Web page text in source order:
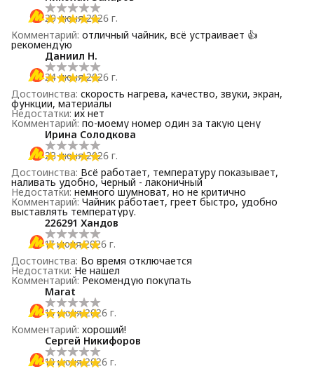
29 июня 2026 г.
Комментарий: отличный чайник, всё устраивает 👍
рекомендую
Даниил Н.
24 июня 2026 г.
Достоинства: скорость нагрева, качество, звуки, экран,
функции, материалы
Недостатки: их нет
Комментарий: по-моему номер один за такую цену
Ирина Солодкова
23 июня 2026 г.
Достоинства: Всё работает, температуру показывает,
наливать удобно, черный - лаконичный
Недостатки: немного шумноват, но не критично
Комментарий: Чайник работает, греет быстро, удобно
выставлять температуру.
226291 Хандов
17 июня 2026 г.
Достоинства: Во время отключается
Недостатки: Не нашел
Комментарий: Рекомендую покупать
Marat
15 июня 2026 г.
Комментарий: хороший!
Сергей Никифоров
13 июня 2026 г.